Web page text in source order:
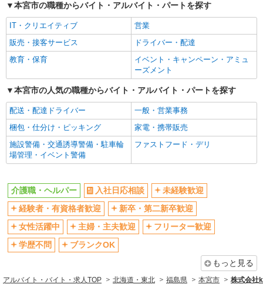
産休・育休取得実績あり
本宮市の職種からバイト・アルバイト・パートを探す
IT・クリエイティブ
営業
販売・接客サービス
ドライバー・配達
教育・保育
イベント・キャンペーン・アミュ
ーズメント
本宮市の人気の職種からバイト・アルバイト・パートを探す
配送・配達ドライバー
一般・営業事務
梱包・仕分け・ピッキング
家電・携帯販売
施設警備・交通誘導警備・駐車輪
場管理・イベント警備
ファストフード・デリ
介護職・ヘルパー 入社日応相談
未経験歓迎
経験者・有資格者歓迎
新卒・第二新卒歓迎
女性活躍中
主婦・主夫歓迎
フリーター歓迎
学歴不問
ブランクOK
もっと見る
アルバイト・バイト・求人TOP 北海道・東北 福島県 本宮市 株式会社